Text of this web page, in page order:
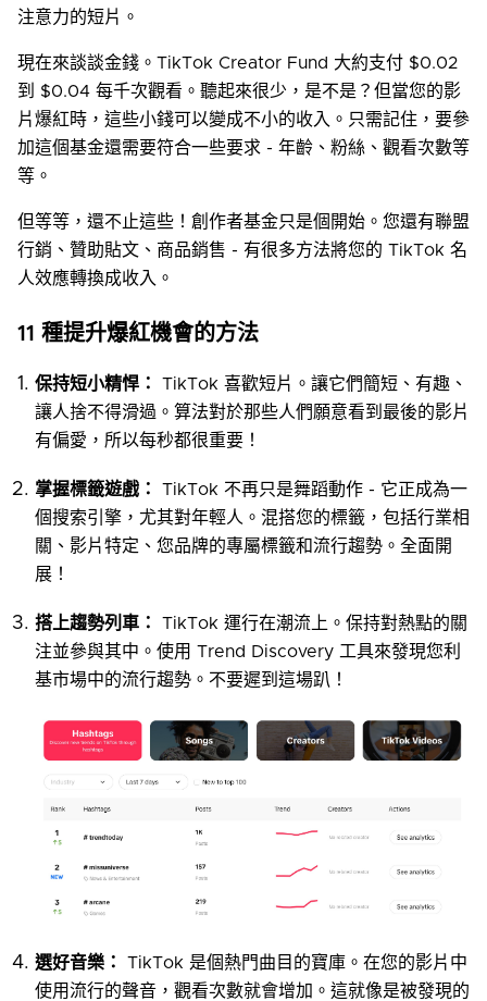
注意力的短片。
現在來談談金錢。TikTok Creator Fund 大約支付 $0.02
到 $0.04 每千次觀看。聽起來很少，是不是？但當您的影
片爆紅時，這些小錢可以變成不小的收入。只需記住，要參
加這個基金還需要符合一些要求 - 年齡、粉絲、觀看次數等
等。
但等等，還不止這些！創作者基金只是個開始。您還有聯盟
行銷、贊助貼文、商品銷售 - 有很多方法將您的 TikTok 名
人效應轉換成收入。
11 種提升爆紅機會的方法
保持短小精悍：
TikTok 喜歡短片。讓它們簡短、有趣、
讓人捨不得滑過。算法對於那些人們願意看到最後的影片
有偏愛，所以每秒都很重要！
掌握標籤遊戲：
TikTok 不再只是舞蹈動作 - 它正成為一
個搜索引擎，尤其對年輕人。混搭您的標籤，包括行業相
關、影片特定、您品牌的專屬標籤和流行趨勢。全面開
展！
搭上趨勢列車：
TikTok 運行在潮流上。保持對熱點的關
注並參與其中。使用 Trend Discovery 工具來發現您利
基市場中的流行趨勢。不要遲到這場趴！
選好音樂：
TikTok 是個熱門曲目的寶庫。在您的影片中
使用流行的聲音，觀看次數就會增加。這就像是被發現的